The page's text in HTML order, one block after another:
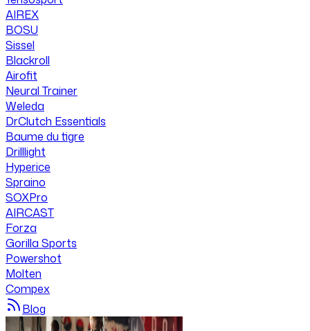
AIREX
BOSU
Sissel
Blackroll
Airofit
Neural Trainer
Weleda
DrClutch Essentials
Baume du tigre
Drilllight
Hyperice
Spraino
SOXPro
AIRCAST
Forza
Gorilla Sports
Powershot
Molten
Compex
Blog